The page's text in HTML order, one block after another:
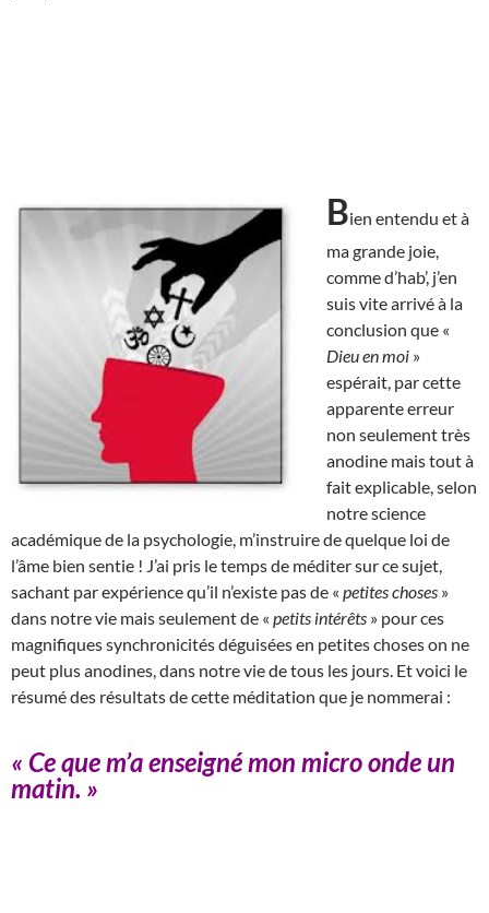
Bien entendu et à
ma grande joie,
comme d’hab’, j’en
suis vite arrivé à la
conclusion que «
Dieu en moi »
espérait, par cette
apparente erreur
non seulement très
anodine mais tout à
fait explicable, selon
notre science
académique de la psychologie, m’instruire de quelque loi de
l’âme bien sentie ! J’ai pris le temps de méditer sur ce sujet,
sachant par expérience qu’il n’existe pas de « petites choses »
dans notre vie mais seulement de « petits intérêts » pour ces
magnifiques synchronicités déguisées en petites choses on ne
peut plus anodines, dans notre vie de tous les jours. Et voici le
résumé des résultats de cette méditation que je nommerai :
« Ce que m’a enseigné mon micro onde un
matin. »